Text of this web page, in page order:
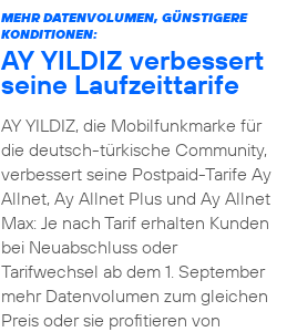
MEHR DATENVOLUMEN, GÜNSTIGERE
KONDITIONEN:
AY YILDIZ verbessert
seine Laufzeittarife
AY YILDIZ, die Mobilfunkmarke für
die deutsch-türkische Community,
verbessert seine Postpaid-Tarife Ay
Allnet, Ay Allnet Plus und Ay Allnet
Max: Je nach Tarif erhalten Kunden
bei Neuabschluss oder
Tarifwechsel ab dem 1. September
mehr Datenvolumen zum gleichen
Preis oder sie profitieren von